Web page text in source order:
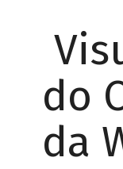
do
da